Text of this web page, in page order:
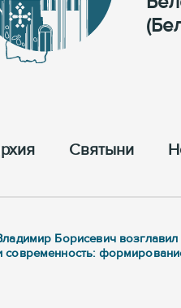
Cвятыни
Борисевич
современность: